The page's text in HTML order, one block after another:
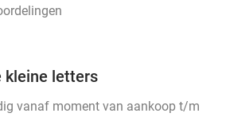
kleine letters
vanaf moment van aankoop t/m